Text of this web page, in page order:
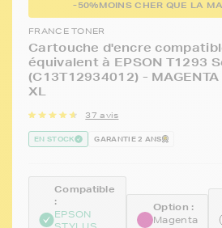
-50%MOINS CHER QUE LA
FRANCE TONER
Cartouche d'encre
équivalent à EPSON T1293
(C13T12934012) -
XL
37 avis
EN STOCK GARANTIE 2 ANS
Compatible
:
EPSON
Option :
Magenta